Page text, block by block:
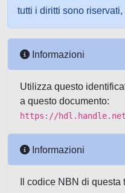
tutti i diritti sono
Informazioni
Utilizza questo
a questo documento:
https://hdl.handle.net/
Informazioni
Il codice NBN di questa